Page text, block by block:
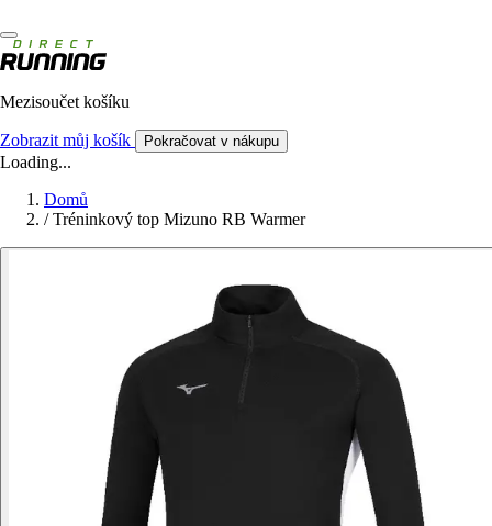
Mezisoučet košíku
Zobrazit můj košík Pokračovat v nákupu
Loading...
Domů
/ Tréninkový top Mizuno RB Warmer